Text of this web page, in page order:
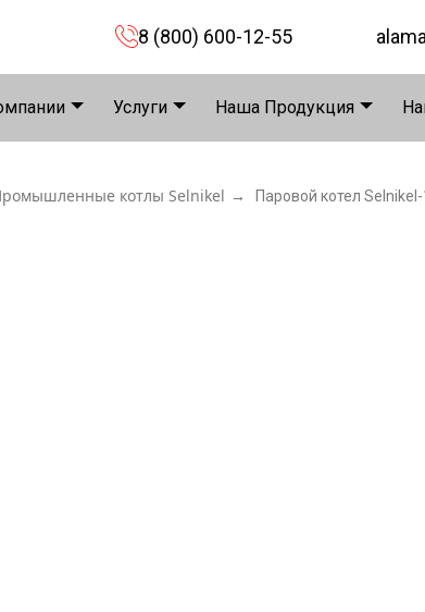
8 (800) 600-12-55
Услуги Наша Продукция
котлы Selnikel → Паровой котел